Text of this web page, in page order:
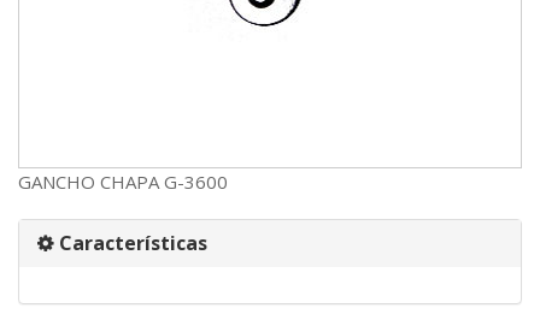
GANCHO CHAPA G-3600
Características